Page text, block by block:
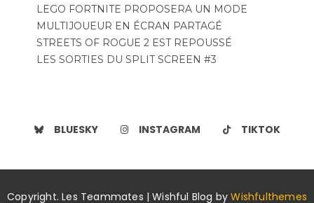
LEGO FORTNITE PROPOSERA UN MODE
MULTIJOUEUR EN ÉCRAN PARTAGÉ
STREETS OF ROGUE 2 EST REPOUSSÉ
LES SORTIES DU SPLIT SCREEN #3
BLUESKY INSTAGRAM TIKTOK
Copyright. Les Teammates | Wishful Blog byWishfulthemes